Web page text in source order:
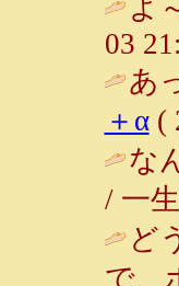
よ
03
あ
＋α(
な
/ 一
ど
で、